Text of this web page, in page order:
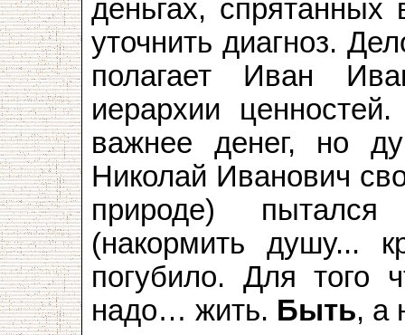
деньгах, спрятанных
уточнить диагноз.
полагает Иван
иерархии
важнее денег, но
Николай Иванович
природе)
(накормить душу...
погубило. Для того
надо… жить. Быть, а